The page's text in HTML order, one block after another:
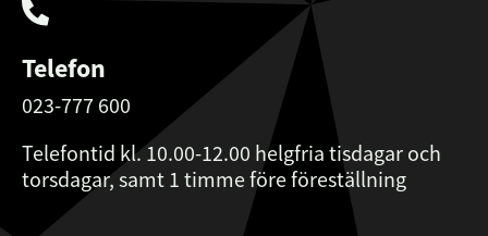
Telefon
023-777 600
Telefontid kl. 10.00-12.00 helgfria tisdagar och
torsdagar, samt 1 timme före föreställning